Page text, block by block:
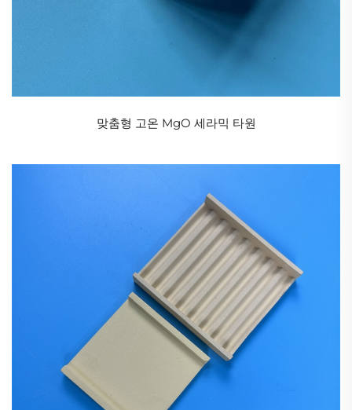
계식 씰, 전자 서브스트레이트, 공구 등에 사용됩니다.
내마모성이 뛰어나 치과 보철물, 베어링, 휴대폰 뒷판
산화베릴륨 세라믹(BeO):
높은 열전도성을 가지며 고출력 전자기기의 방열에 사
용되지만 독성에 주의해야 합니다.
2. 비산화물 세라믹
탄화규소 세라믹(SiC):
고온 내성을 갖추고 열충격 저항성이 강하여 고온 가마
내장재 및 반도체 제조 장비에 사용된다.
맞춤형 고온 MgO 세라믹 타원